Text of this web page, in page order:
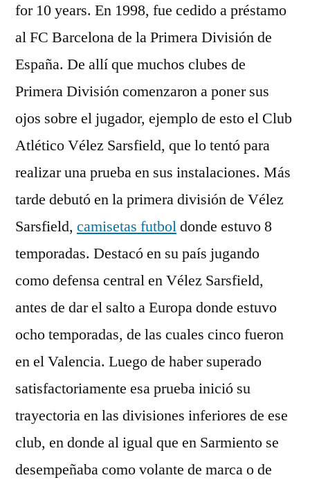
for 10 years. En 1998, fue cedido a préstamo
al FC Barcelona de la Primera División de
España. De allí que muchos clubes de
Primera División comenzaron a poner sus
ojos sobre el jugador, ejemplo de esto el Club
Atlético Vélez Sarsfield, que lo tentó para
realizar una prueba en sus instalaciones. Más
tarde debutó en la primera división de Vélez
Sarsfield, camisetas futboldonde estuvo 8
temporadas. Destacó en su país jugando
como defensa central en Vélez Sarsfield,
antes de dar el salto a Europa donde estuvo
ocho temporadas, de las cuales cinco fueron
en el Valencia. Luego de haber superado
satisfactoriamente esa prueba inició su
trayectoria en las divisiones inferiores de ese
club, en donde al igual que en Sarmiento se
desempeñaba como volante de marca o de